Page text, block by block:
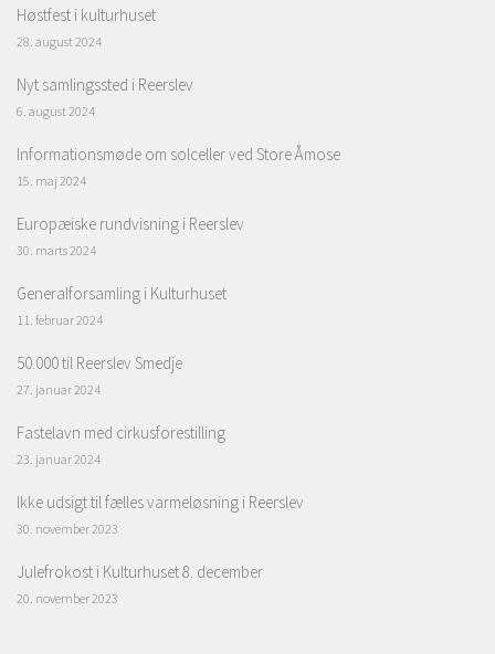
Høstfest i kulturhuset
28. august 2024
Nyt samlingssted i Reerslev
6. august 2024
Informationsmøde om solceller ved Store Åmose
15. maj 2024
Europæiske rundvisning i Reerslev
30. marts 2024
Generalforsamling i Kulturhuset
11. februar 2024
50.000 til Reerslev Smedje
27. januar 2024
Fastelavn med cirkusforestilling
23. januar 2024
Ikke udsigt til fælles varmeløsning i Reerslev
30. november 2023
Julefrokost i Kulturhuset 8. december
20. november 2023